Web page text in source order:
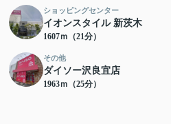
ショッピングセンター
イオンスタイル 新茨木
1607ｍ（21分）
その他
ダイソー沢良宜店
1963ｍ（25分）